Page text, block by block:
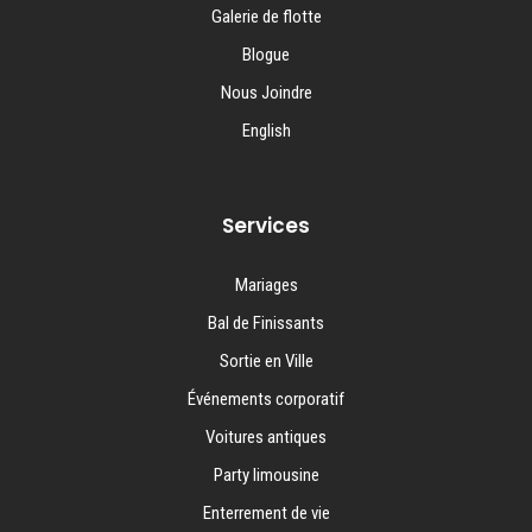
Galerie de flotte
Blogue
Nous Joindre
English
Services
Mariages
Bal de Finissants
Sortie en Ville
Événements corporatif
Voitures antiques
Party limousine
Enterrement de vie